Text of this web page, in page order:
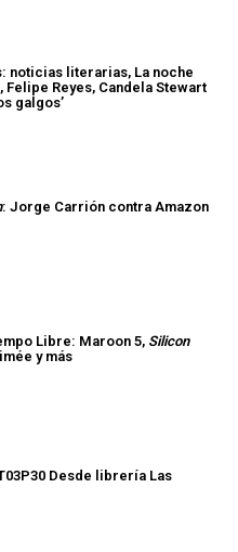
noticias literarias, La noche
Reyes, Candela Stewart
galgos’
: Jorge Carrión contra Amazon
Libre: Maroon 5, Silicon
y más
Desde librería Las